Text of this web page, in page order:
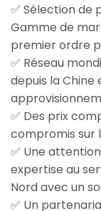
✅ Sélection de
Gamme de
premier ordre
✅ Réseau
depuis la Chine
✅ Des prix
compromis sur
✅ Une
expertise au
Nord avec un
✅ Un